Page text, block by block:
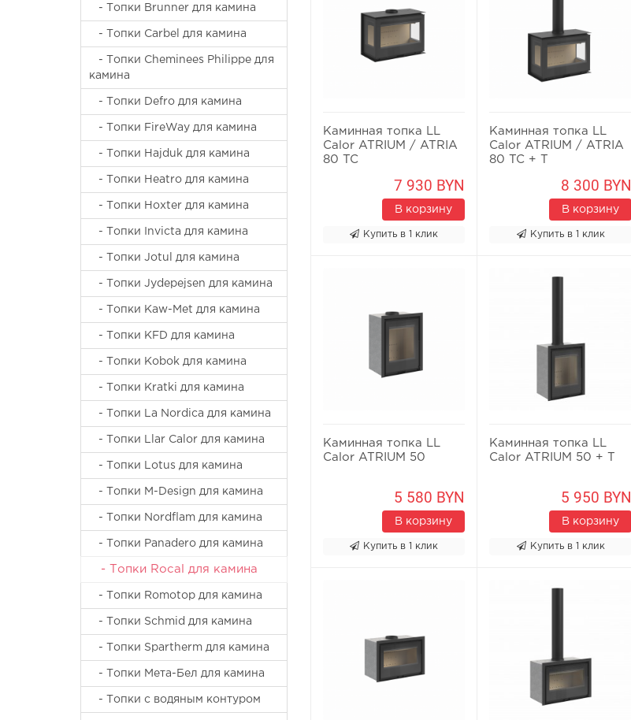
- Топки Brunner для камина
- Топки Carbel для камина
- Топки Cheminees Philippe для
камина
- Топки Defro для камина
- Топки FireWay для камина
- Топки Hajduk для камина
- Топки Heatro для камина
- Топки Hoxter для камина
- Топки Invicta для камина
- Топки Jotul для камина
- Топки Jydepejsen для камина
- Топки Kaw-Met для камина
- Топки KFD для камина
- Топки Kobok для камина
- Топки Kratki для камина
- Топки La Nordica для камина
- Топки Llar Calor для камина
- Топки Lotus для камина
- Топки M-Design для камина
- Топки Nordflam для камина
- Топки Panadero для камина
- Топки Rocal для камина
- Топки Romotop для камина
- Топки Schmid для камина
- Топки Spartherm для камина
- Топки Мета-Бел для камина
- Топки с водяным контуром
Каминная топка LL
Calor ATRIUM / ATRIA
80 TC
7 930 BYN
В корзину
Купить в 1 клик
Каминная топка LL
Calor ATRIUM / ATRIA
80 TC + T
8 300 BYN
В корзину
Купить в 1 клик
Каминная топка LL
Calor ATRIUM 50
5 580 BYN
В корзину
Купить в 1 клик
Каминная топка LL
Calor ATRIUM 50 + T
5 950 BYN
В корзину
Купить в 1 клик